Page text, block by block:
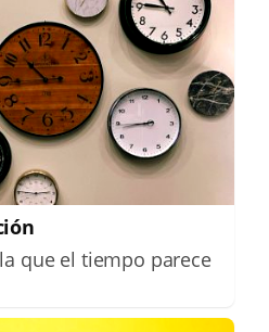
que el tiempo parece